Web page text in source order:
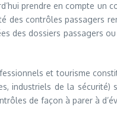
prendre en compte
contrôles passagers
des dossiers passagers
et tourisme
industriels de la
de façon à parer à